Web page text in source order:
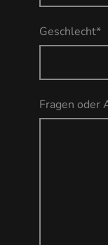
Geschlecht*
Fragen oder